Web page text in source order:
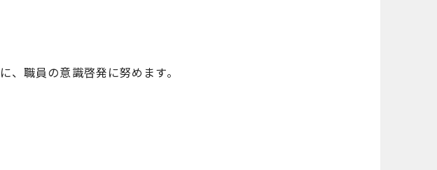
職員の意識啓発に努めます。